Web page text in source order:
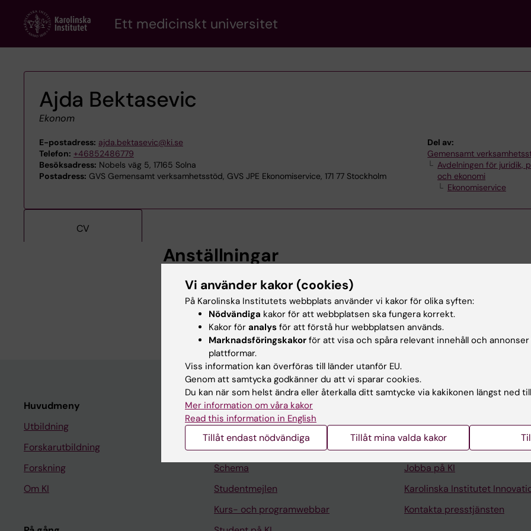
content
Ett medicinskt universitet
Ajda Bektasevic
Ekonom
E-postadress: ajda.bektasevic@ki.se
Telefon: +46852486779
Besöksadress: Nobels väg 5, 17165 Solna
Postadress: GVS Gemensamt verksamhetsstöd, GVS JPE Ekonomiservice, 171 77 Stockholm
Del av:
Gemensamt
Avdelningen för juridik,
och ekonomi
Ekonomiservice
CV
Anställningar
Ekonom, Gemensamt verksamhetsstöd, Karolinska Institutet, 2024-
Ekonomihandläggare, Gemensamt verksamhetsstöd, Karolinska Institutet,
2024
Huvudmeny
Utbildning
Forskarutbildning
Forskning
Om KI
Student
Ladok
Canvas
Schema
Studentmejlen
Kurs- och programwebbar
Universitetsbiblioteket
Stöd forskning och utbildning
Jobba på KI
Karolinska Institutet
Kontakta presstjänsten
Vi använder kakor (cookies)
På Karolinska Institutets webbplats använder vi kakor för olika syften:
Nödvändiga kakor för att webbplatsen ska fungera korrekt.
Kakor för analys för att förstå hur webbplatsen används.
Marknadsföringskakor för att visa och spåra relevant innehåll och
plattformar.
Viss information kan överföras till länder utanför EU.
Genom att samtycka godkänner du att vi sparar cookies.
Du kan när som helst ändra eller återkalla ditt samtycke via kakikonen längst ned
Mer information om våra kakor
Read this information in English
Tillåt endast nödvändiga Tillåt mina valda kakor